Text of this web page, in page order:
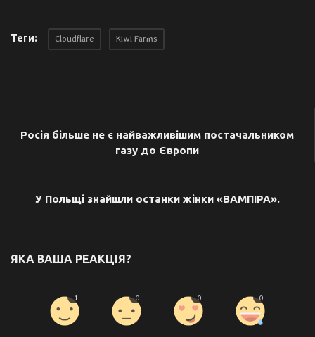
Теги: Cloudflare Kiwi Farms
Росія більше не є найважливішим постачальником
газу до Європи
У Польщі знайшли останки жінки «ВАМПІРА».
ЯКА ВАША РЕАКЦІЯ?
1 0 0 0